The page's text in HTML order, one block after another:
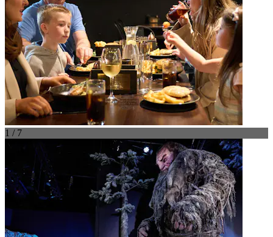
1 / 7